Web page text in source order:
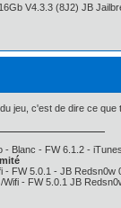
V4.3.3 (8J2) JB
jeu, c'est de dire ce
- Blanc - FW 6.1.2 -
- FW 5.0.1 - JB Redsn0w
Wifi - FW 5.0.1 JB